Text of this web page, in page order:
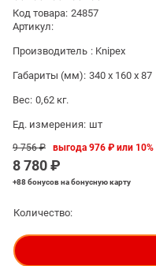
Код товара: 24857
Артикул:
Производитель : Knipex
Габариты (мм): 340 x 160 x 87
Вес: 0,62 кг.
Ед. измерения: шт
9 756 ₽
8 780 ₽
выгода976 ₽ или 10%
+88 бонусовна бонусную карту
Количество: